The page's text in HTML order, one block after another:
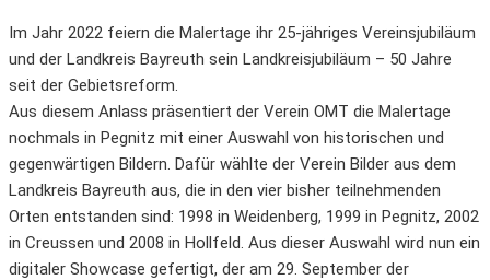
Im Jahr 2022 feiern die Malertage ihr 25-jähriges Vereinsjubiläum
und der Landkreis Bayreuth sein Landkreisjubiläum – 50 Jahre
seit der Gebietsreform.
Aus diesem Anlass präsentiert der Verein OMT die Malertage
nochmals in Pegnitz mit einer Auswahl von historischen und
gegenwärtigen Bildern. Dafür wählte der Verein Bilder aus dem
Landkreis Bayreuth aus, die in den vier bisher teilnehmenden
Orten entstanden sind: 1998 in Weidenberg, 1999 in Pegnitz, 2002
in Creussen und 2008 in Hollfeld. Aus dieser Auswahl wird nun ein
digitaler Showcase gefertigt, der am 29. September der